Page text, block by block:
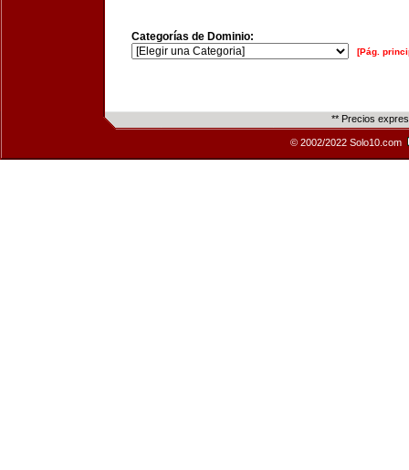
Categorías de Dominio:
[Pág.
** Precios
© 2002/2022 Solo10.com